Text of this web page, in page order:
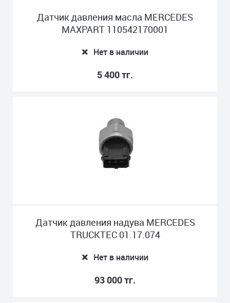
Датчик давления масла MERCEDES
MAXPART 110542170001
Нет в наличии
5 400 тг.
Датчик давления надува MERCEDES
TRUCKTEС 01.17.074
Нет в наличии
93 000 тг.